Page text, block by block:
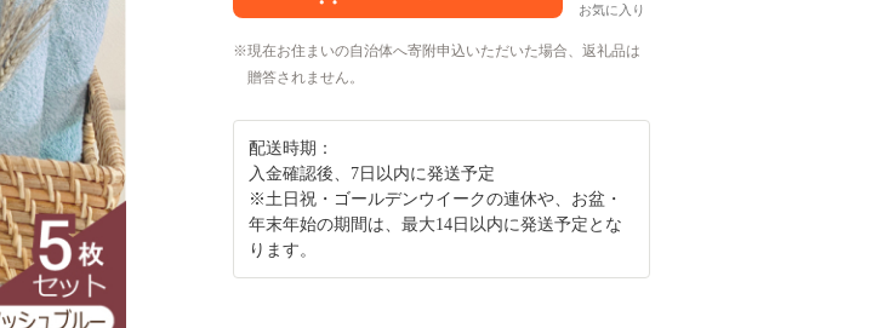
お気に入り
現在お住まいの自治体へ寄附申込いただいた場合、返礼品は
贈答されません。
配送時期：
入金確認後、7日以内に発送予定
※土日祝・ゴールデンウイークの連休や、お盆・
年末年始の期間は、最大14日以内に発送予定とな
ります。